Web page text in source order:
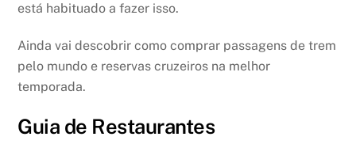
está habituado a fazer isso.
Ainda vai descobrir como comprar passagens de trem
pelo mundo e reservas cruzeiros na melhor
temporada.
Guia de Restaurantes